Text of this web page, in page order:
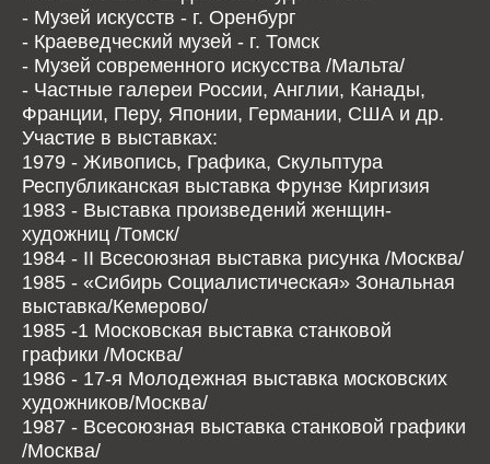
- Музей искусств - г. Оренбург
- Краеведческий музей - г. Томск
- Музей современного искусства /Мальта/
- Частные галереи России, Англии, Канады,
Франции, Перу, Японии, Германии, США и др.
Участие в выставках:
1979 - Живопись, Графика, Скульптура
Республиканская выставка Фрунзе Киргизия
1983 - Выставка произведений женщин-
художниц /Томск/
1984 - II Всесоюзная выставка рисунка /Москва/
1985 - «Сибирь Социалистическая» Зональная
выставка/Кемерово/
1985 -1 Московская выставка станковой
графики /Москва/
1986 - 17-я Молодежная выставка московских
художников/Москва/
1987 - Всесоюзная выставка станковой графики
/Москва/